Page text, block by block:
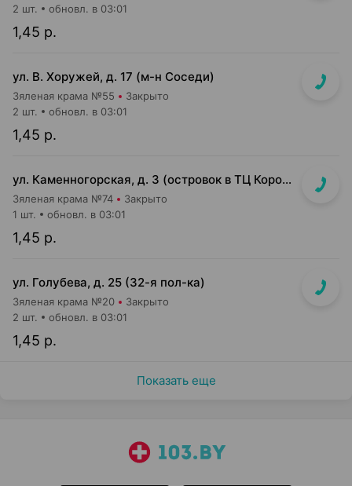
1,45 р.
2 шт. обновл. в 03:01
ул. В. Хоружей, д. 17 (м-н Соседи)
Зяленая крама №55 Закрыто
1,45 р.
2 шт. обновл. в 03:01
ул. Каменногорская, д. 3 (островок в ТЦ Корона)
Зяленая крама №74 Закрыто
1,45 р.
1 шт. обновл. в 03:01
ул. Голубева, д. 25 (32-я пол-ка)
Зяленая крама №20 Закрыто
1,45 р.
2 шт. обновл. в 03:01
Показать еще